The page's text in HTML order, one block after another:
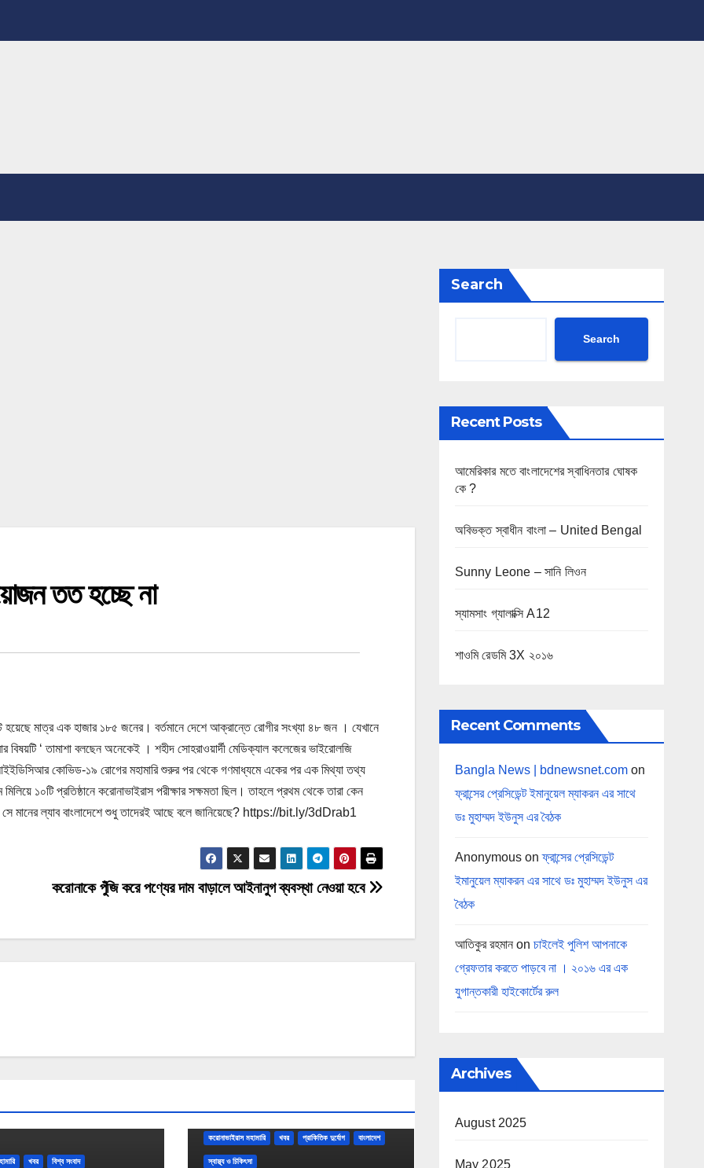
তত হচ্ছে না
হয়েছে মাত্র এক হাজার ১৮৫ জনের। বর্তমানে দেশে আক্রান্তে রোগীর সংখ্যা ৪৮ জন । যেখানে
বিষয়টি ‘ তামাশা বলছেন অনেকেই । শহীদ সোহরাওয়ার্দী মেডিক্যাল কলেজের ভাইরোলজি
কোভিড-১৯ রোগের মহামারি শুরুর পর থেকে গণমাধ্যমে একের পর এক মিথ্যা তথ্য
১০টি প্রতিষ্ঠানে করোনাভাইরাস পরীক্ষার সক্ষমতা ছিল। তাহলে প্রথম থেকে তারা কেন
সে মানের ল্যাব বাংলাদেশে শুধু তাদেরই আছে বলে জানিয়েছে? https://bit.ly/3dDrab1
করোনাকে পুঁজি করে পণ্যের দাম বাড়ালে আইনানুগ ব্যবস্থা নেওয়া হবে
খবর বিশ্ব সংবাদ
করোনাভাইরাস মহামারি খবর প্রাকিতিক দুর্যোগ বাংলাদেশ
স্বাস্থ্য ও চিকিৎসা
Search
Search
Recent Posts
আমেরিকার মতে বাংলাদেশের স্বাধিনতার ঘোষক
কে ?
অবিভক্ত স্বাধীন বাংলা – United Bengal
Sunny Leone – সানি লিওন
স্যামসাং গ্যালাক্সি A12
শাওমি রেডমি 3X ২০১৬
Recent Comments
Bangla News | bdnewsnet.comon
ফ্রান্সের প্রেসিডেন্ট ইমানুয়েল ম্যাকরন এর সাথে
ডঃ মুহাম্মদ ইউনুস এর বৈঠক
Anonymousonফ্রান্সের প্রেসিডেন্ট
ইমানুয়েল ম্যাকরন এর সাথে ডঃ মুহাম্মদ ইউনুস এর
বৈঠক
আতিকুর রহমানon চাইলেই পুলিশ আপনাকে
গ্রেফতার করতে পাড়বে না । ২০১৬ এর এক
যুগান্তকারী হাইকোর্টের রুল
Archives
August 2025
May 2025